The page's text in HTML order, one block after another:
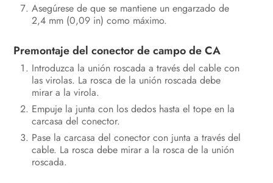
Asegúrese de que se mantiene un engarzado de
2,4 mm (0,09 in) como máximo.
Premontaje del conector de campo de CA
Introduzca la unión roscada a través del cable con
las virolas. La rosca de la unión roscada debe
mirar a la virola.
Empuje la junta con los dedos hasta el tope en la
carcasa del conector.
Pase la carcasa del conector con junta a través del
cable. La rosca debe mirar a la rosca de la unión
roscada.